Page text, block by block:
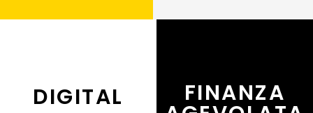
DIGITAL
FINANZA